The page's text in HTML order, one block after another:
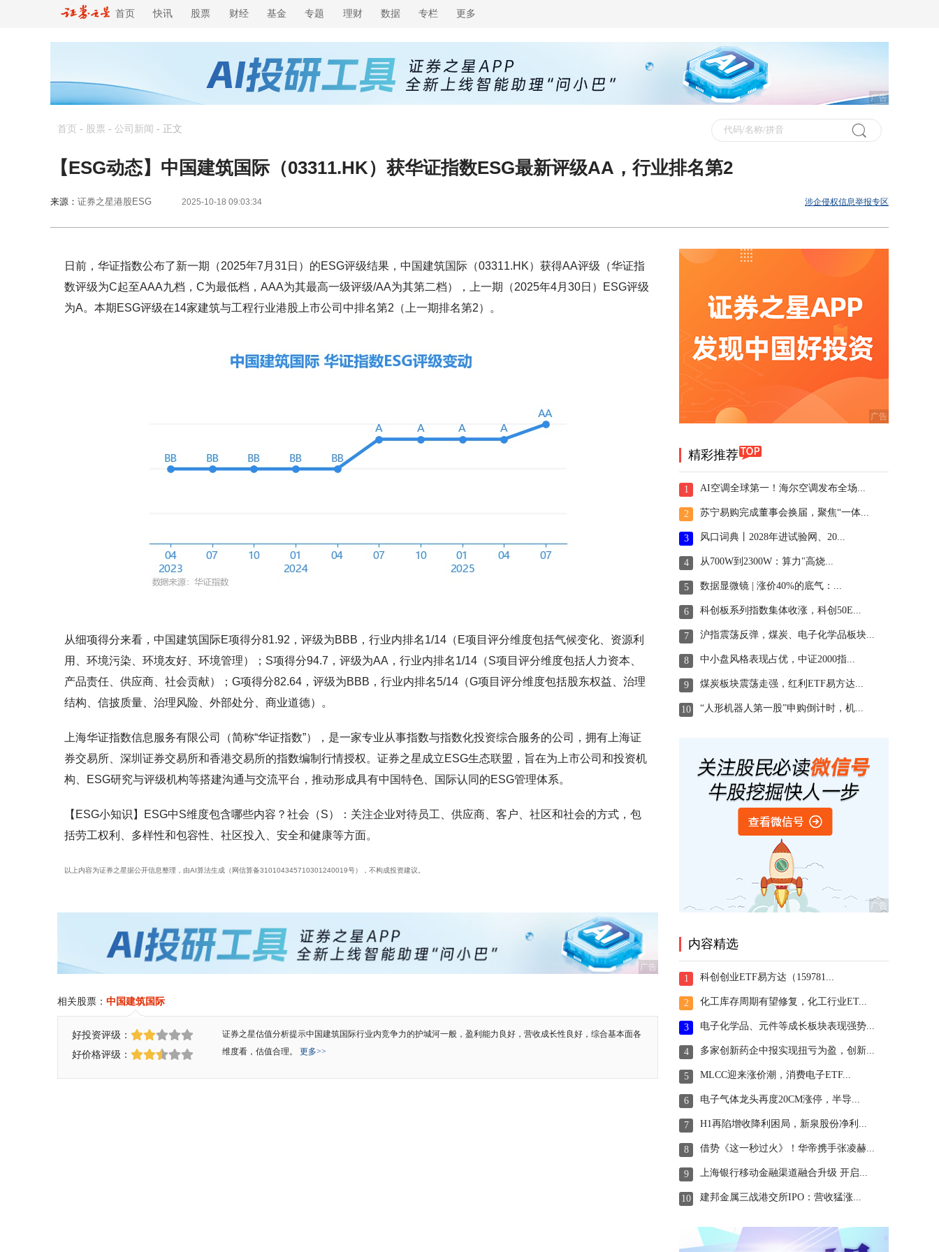
首页 快讯 股票 财经 基金 专题 理财 数据 专栏 更多
广告
首页 - 股票 - 公司新闻 - 正文
【ESG动态】中国建筑国际（03311.HK）获华证指数ESG最新评级AA，行业排名第2
来源： 证券之星港股ESG 2025-10-18 09:03:34 涉企侵权信息举报专区
日前，华证指数公布了新一期（2025年7月31日）的ESG评级结果，中国建筑国际（03311.HK）获得AA评级（华证指
数评级为C起至AAA九档，C为最低档，AAA为其最高一级评级/AA为其第二档），上一期（2025年4月30日）ESG评级
为A。本期ESG评级在14家建筑与工程行业港股上市公司中排名第2（上一期排名第2）。
从细项得分来看，中国建筑国际E项得分81.92，评级为BBB，行业内排名1/14（E项目评分维度包括气候变化、资源利
用、环境污染、环境友好、环境管理）；S项得分94.7，评级为AA，行业内排名1/14（S项目评分维度包括人力资本、
产品责任、供应商、社会贡献）；G项得分82.64，评级为BBB，行业内排名5/14（G项目评分维度包括股东权益、治理
结构、信披质量、治理风险、外部处分、商业道德）。
上海华证指数信息服务有限公司（简称“华证指数”），是一家专业从事指数与指数化投资综合服务的公司，拥有上海证
券交易所、深圳证券交易所和香港交易所的指数编制行情授权。证券之星成立ESG生态联盟，旨在为上市公司和投资机
构、ESG研究与评级机构等搭建沟通与交流平台，推动形成具有中国特色、国际认同的ESG管理体系。
【ESG小知识】ESG中S维度包含哪些内容？社会（S）：关注企业对待员工、供应商、客户、社区和社会的方式，包
括劳工权利、多样性和包容性、社区投入、安全和健康等方面。
以上内容为证券之星据公开信息整理，由AI算法生成（网信算备310104345710301240019号），不构成投资建议。
广告
相关股票： 中国建筑国际
好投资评级：
好价格评级：
证券之星估值分析提示中国建筑国际行业内竞争力的护城河一般，盈利能力良好，营收成长性良好，综合基本面各
维度看，估值合理。 更多>>
精彩推荐
1 AI空调全球第一！海尔空调发布全场...
2 苏宁易购完成董事会换届，聚焦“一体...
3 风口词典丨2028年进试验网、20...
4 从700W到2300W：算力"高烧...
5 数据显微镜 | 涨价40%的底气：...
6 科创板系列指数集体收涨，科创50E...
7 沪指震荡反弹，煤炭、电子化学品板块...
8 中小盘风格表现占优，中证2000指...
9 煤炭板块震荡走强，红利ETF易方达...
10 “人形机器人第一股”申购倒计时，机...
内容精选
1 科创创业ETF易方达（159781...
2 化工库存周期有望修复，化工行业ET...
3 电子化学品、元件等成长板块表现强势...
4 多家创新药企中报实现扭亏为盈，创新...
5 MLCC迎来涨价潮，消费电子ETF...
6 电子气体龙头再度20CM涨停，半导...
7 H1再陷增收降利困局，新泉股份净利...
8 借势《这一秒过火》！华帝携手张凌赫...
9 上海银行移动金融渠道融合升级 开启...
10 建邦金属三战港交所IPO：营收猛涨...